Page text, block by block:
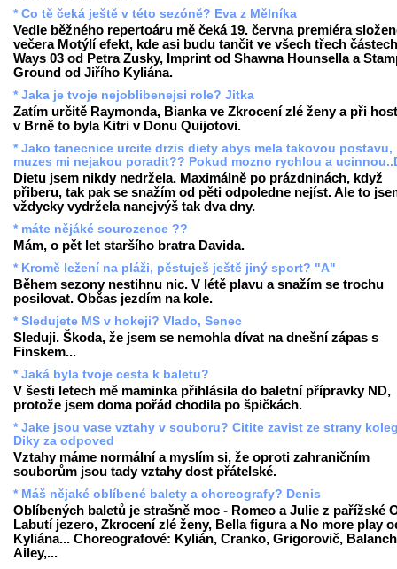
* Co tě čeká ještě v této sezóně? Eva z Mělníka
Vedle běžného repertoáru mě čeká 19. června premiéra
večera Motýlí efekt, kde asi budu tančit ve všech třech
Ways 03 od Petra Zusky, Imprint od Shawna Hounsella a
Ground od Jiřího Kyliána.
* Jaka je tvoje nejoblibenejsi role? Jitka
Zatím určitě Raymonda, Bianka ve Zkrocení zlé ženy a při
v Brně to byla Kitri v Donu Quijotovi.
* Jako tanecnice urcite drzis diety abys mela takovou postavu,
muzes mi nejakou poradit?? Pokud mozno rychlou a
Dietu jsem nikdy nedržela. Maximálně po prázdninách, když
přiberu, tak pak se snažím od pěti odpoledne nejíst. Ale to
vždycky vydržela nanejvýš tak dva dny.
* máte nějáké sourozence ??
Mám, o pět let staršího bratra Davida.
* Kromě ležení na pláži, pěstuješ ještě jiný sport? "A"
Během sezony nestihnu nic. V létě plavu a snažím se trochu
posilovat. Občas jezdím na kole.
* Sledujete MS v hokeji? Vlado, Senec
Sleduji. Škoda, že jsem se nemohla dívat na dnešní zápas s
Finskem...
* Jaká byla tvoje cesta k baletu?
V šesti letech mě maminka přihlásila do baletní přípravky ND,
protože jsem doma pořád chodila po špičkách.
* Jake jsou vase vztahy v souboru? Citite zavist ze strany
Diky za odpoved
Vztahy máme normální a myslím si, že oproti zahraničním
souborům jsou tady vztahy dost přátelské.
* Máš nějaké oblíbené balety a choreografy? Denis
Oblíbených baletů je strašně moc - Romeo a Julie z pařížské
Labutí jezero, Zkrocení zlé ženy, Bella figura a No more play
Kyliána... Choreografové: Kylián, Cranko, Grigorovič,
Ailey,...